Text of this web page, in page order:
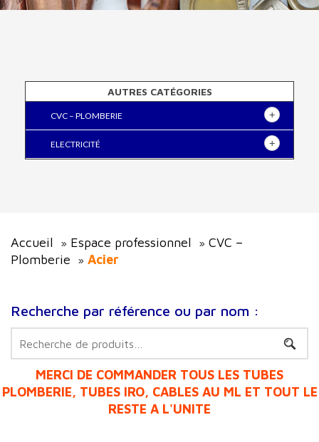
AUTRES CATÉGORIES
CVC – PLOMBERIE
ELECTRICITÉ
Accueil » Espace professionnel » CVC –
Plomberie
» Acier
Recherche par référence ou par nom :
pour :